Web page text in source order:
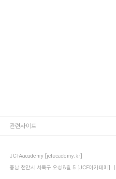
JCFAacademy [jcfacademy.kr]
충남 천안시 서북구 오성8길 5 [JCF아카데
관련사이트